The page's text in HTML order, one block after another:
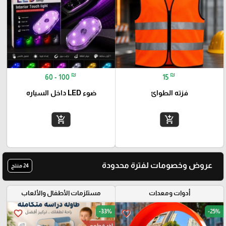
15 ₪
فزته الطوائ
add_shopping_cart
60 - 100 ₪
ضوء LED داخل السياره
add_shopping_cart
عروض وخصومات لفترة محدودة 24 منتج
أدوات ومعدات
favorite_border -25%
مستلزمات الأطفال والألعاب
favorite_border -33%